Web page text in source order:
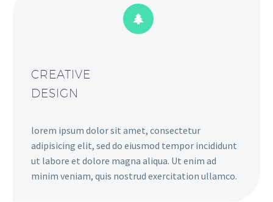


CREATIVE
DESIGN
lorem ipsum dolor sit amet, consectetur
adipisicing elit, sed do eiusmod tempor incididunt
ut labore et dolore magna aliqua. Ut enim ad
minim veniam, quis nostrud exercitation ullamco.